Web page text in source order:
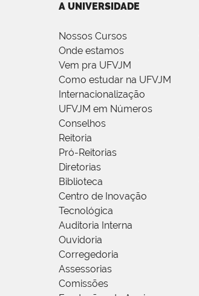
A UNIVERSIDADE
Nossos Cursos
Onde estamos
Vem pra UFVJM
Como estudar na UFVJM
Internacionalização
UFVJM em Números
Conselhos
Reitoria
Pró-Reitorias
Diretorias
Biblioteca
Centro de Inovação
Tecnológica
Auditoria Interna
Ouvidoria
Corregedoria
Assessorias
Comissões